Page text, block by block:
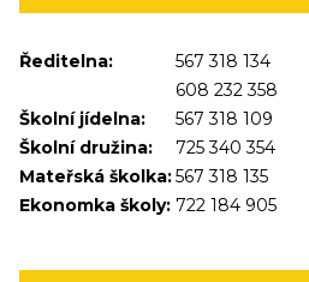
Ředitelna:
567 318 134
608 232 358
Školní jídelna:
567 318 109
Školní družina:
725 340 354
Mateřská školka:567 318 135
Ekonomka školy: 722 184 905